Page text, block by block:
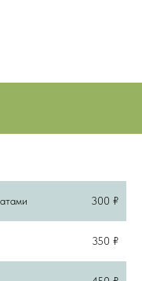
300 ₽
350 ₽